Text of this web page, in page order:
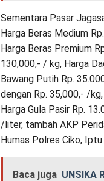
Sementara Pasar
Harga Beras Medium
Harga Beras Premium
130,000,- / kg, Harga
Bawang Putih Rp.
dengan Rp. 35,000,- /
Harga Gula Pasir Rp.
/liter, tambah AKP
Humas Polres Ciko,
Baca juga UNSIKA